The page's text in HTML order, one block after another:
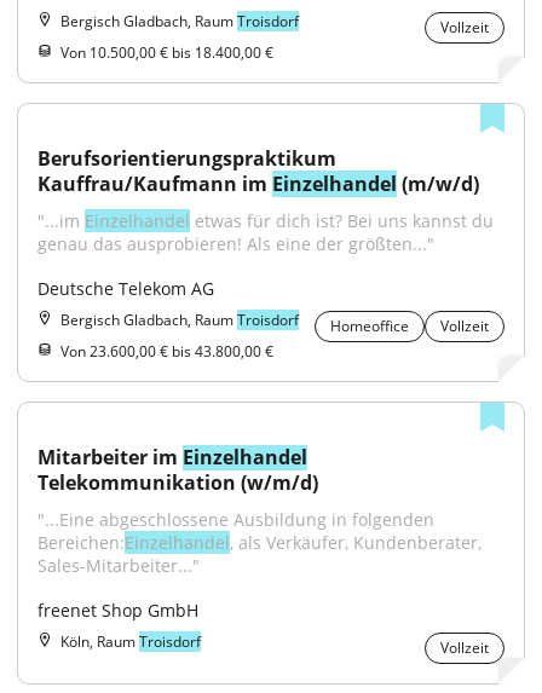
Bergisch Gladbach, RaumTroisdorf
Vollzeit
Von 10.500,00 € bis 18.400,00 €
Berufsorientierungspraktikum
Kauffrau/Kaufmann im Einzelhandel (m/w/d)
"...im Einzelhandel etwas für dich ist? Bei uns kannst du
genau das ausprobieren! Als eine der größten..."
Deutsche Telekom AG
Bergisch Gladbach, RaumTroisdorf Homeoffice
Vollzeit
Von 23.600,00 € bis 43.800,00 €
Mitarbeiter im Einzelhandel
Telekommunikation (w/m/d)
"...Eine abgeschlossene Ausbildung in folgenden
Bereichen:Einzelhandel, als Verkäufer, Kundenberater,
Sales-Mitarbeiter..."
freenet Shop GmbH
Köln, RaumTroisdorf Vollzeit